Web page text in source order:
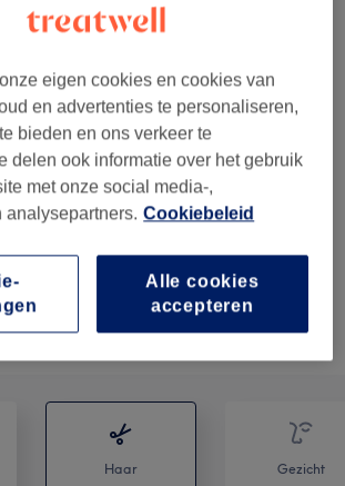
nek en schoudermassage;
complete
hoofdhuidanalyse,
luxe masker, stoom
nek en
€115
Haar Gezicht
eigen cookies en cookies van
en advertenties te personaliseren,
bieden en ons verkeer te
delen ook informatie over het gebruik
met onze social media-,
analysepartners. Cookiebeleid
Alle cookies
accepteren